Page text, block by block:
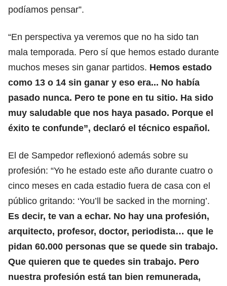
podíamos pensar”.
“En perspectiva ya veremos que no ha sido tan
mala temporada. Pero sí que hemos estado durante
muchos meses sin ganar partidos. Hemos estado
como 13 o 14 sin ganar y eso era... No había
pasado nunca. Pero te pone en tu sitio. Ha sido
muy saludable que nos haya pasado. Porque el
éxito te confunde”, declaró el técnico español.
El de Sampedor reflexionó además sobre su
profesión: “Yo he estado este año durante cuatro o
cinco meses en cada estadio fuera de casa con el
público gritando: ‘You’ll be sacked in the morning’.
Es decir, te van a echar. No hay una profesión,
arquitecto, profesor, doctor, periodista… que le
pidan 60.000 personas que se quede sin trabajo.
Que quieren que te quedes sin trabajo. Pero
nuestra profesión está tan bien remunerada,